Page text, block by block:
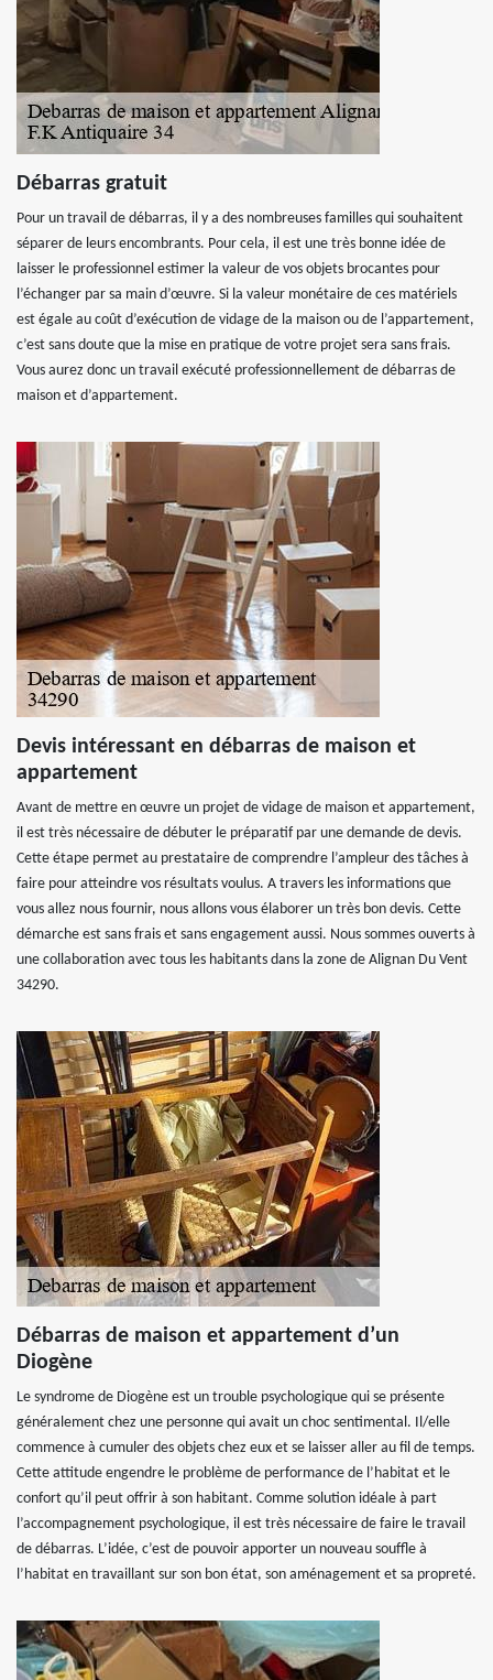
Débarras gratuit
Pour un travail de débarras, il y a des nombreuses familles qui souhaitent
séparer de leurs encombrants. Pour cela, il est une très bonne idée de
laisser le professionnel estimer la valeur de vos objets brocantes pour
l’échanger par sa main d’œuvre. Si la valeur monétaire de ces matériels
est égale au coût d’exécution de vidage de la maison ou de l’appartement,
c’est sans doute que la mise en pratique de votre projet sera sans frais.
Vous aurez donc un travail exécuté professionnellement de débarras de
maison et d’appartement.
Devis intéressant en débarras de maison et
appartement
Avant de mettre en œuvre un projet de vidage de maison et appartement,
il est très nécessaire de débuter le préparatif par une demande de devis.
Cette étape permet au prestataire de comprendre l’ampleur des tâches à
faire pour atteindre vos résultats voulus. A travers les informations que
vous allez nous fournir, nous allons vous élaborer un très bon devis. Cette
démarche est sans frais et sans engagement aussi. Nous sommes ouverts à
une collaboration avec tous les habitants dans la zone de Alignan Du Vent
34290.
Débarras de maison et appartement d’un
Diogène
Le syndrome de Diogène est un trouble psychologique qui se présente
généralement chez une personne qui avait un choc sentimental. Il/elle
commence à cumuler des objets chez eux et se laisser aller au fil de temps.
Cette attitude engendre le problème de performance de l’habitat et le
confort qu’il peut offrir à son habitant. Comme solution idéale à part
l’accompagnement psychologique, il est très nécessaire de faire le travail
de débarras. L’idée, c’est de pouvoir apporter un nouveau souffle à
l’habitat en travaillant sur son bon état, son aménagement et sa propreté.